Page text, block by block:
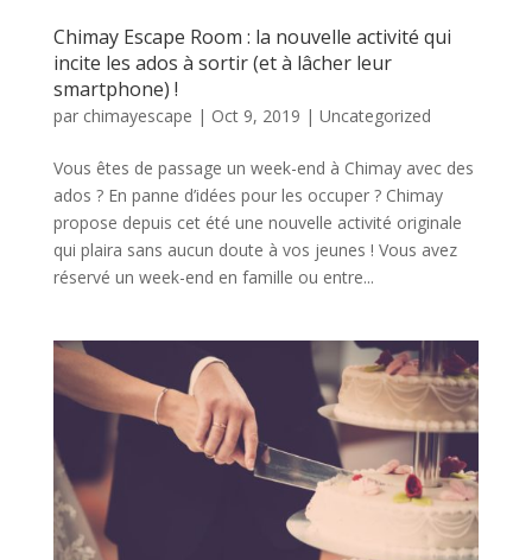
Chimay Escape Room : la nouvelle activité qui
incite les ados à sortir (et à lâcher leur
smartphone) !
par chimayescape | Oct 9, 2019 | Uncategorized
Vous êtes de passage un week-end à Chimay avec des
ados ? En panne d’idées pour les occuper ? Chimay
propose depuis cet été une nouvelle activité originale
qui plaira sans aucun doute à vos jeunes ! Vous avez
réservé un week-end en famille ou entre...